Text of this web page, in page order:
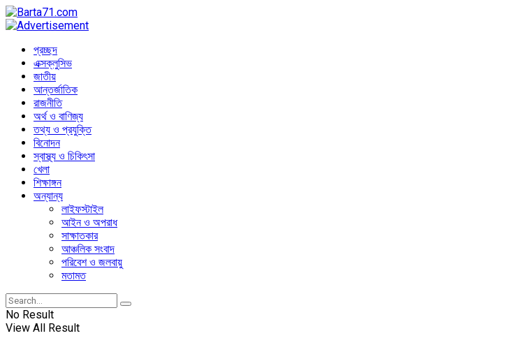
প্রচ্ছদ
এক্সক্লুসিভ
জাতীয়
আন্তর্জাতিক
রাজনীতি
অর্থ ও বাণিজ্য
তথ্য ও প্রযুক্তি
বিনোদন
স্বাস্থ্য ও চিকিৎসা
খেলা
শিক্ষাঙ্গন
অন্যান্য
লাইফস্টাইল
আইন ও অপরাধ
সাক্ষাতকার
আঞ্চলিক সংবাদ
পরিবেশ ও জলবায়ু
মতামত
No Result
View All Result